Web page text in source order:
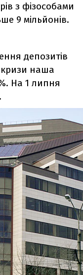
з фізособами
9 мільйонів.
депозитів
кризи наша
На 1 липня